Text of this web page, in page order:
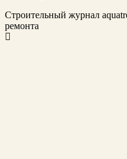
Строительный журнал
ремонта